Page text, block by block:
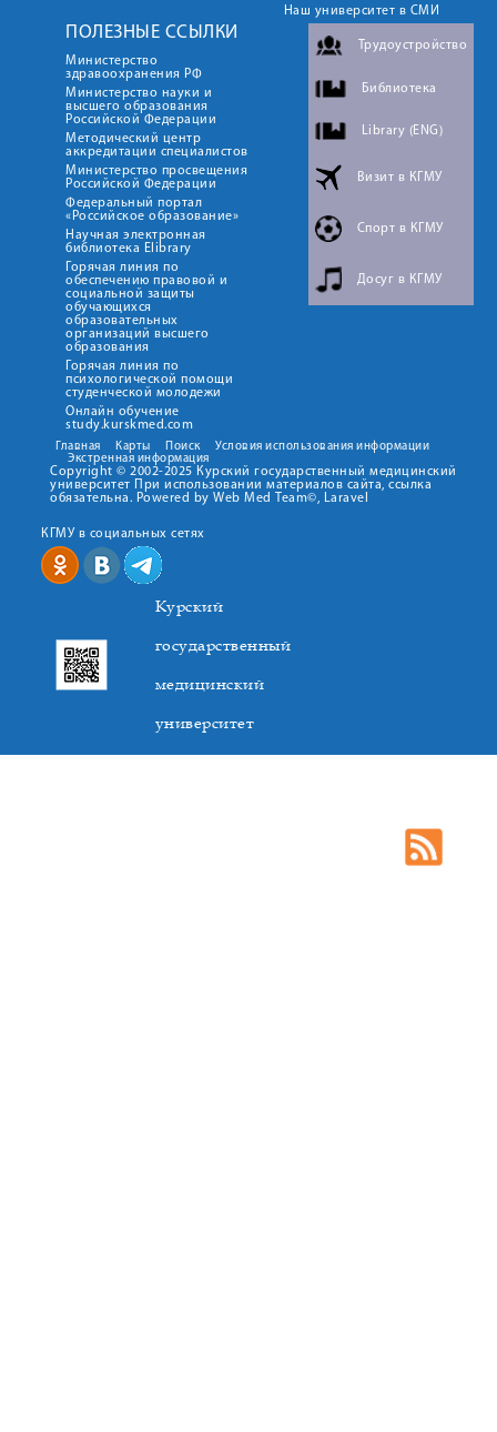
Font Family
restore all settings to the default values
Done
Close Modal Dialog
End of dialog window.
Наш университет в СМИ
ПОЛЕЗНЫЕ ССЫЛКИ
Министерство
здравоохранения РФ
Министерство науки и
высшего образования
Российской Федерации
Методический центр
аккредитации специалистов
Министерство просвещения
Российской Федерации
Федеральный портал
«Российское образование»
Научная электронная
библиотека Elibrary
Горячая линия по
обеспечению правовой и
социальной защиты
обучающихся
образовательных
организаций высшего
образования
Горячая линия по
психологической помощи
студенческой молодежи
Онлайн обучение
study.kurskmed.com
Трудоустройство
Библиотека
Library (ENG)
Визит в КГМУ
Спорт в КГМУ
Досуг в КГМУ
Главная Карты Поиск
Условия использования информации
Экстренная информация
Copyright © 2002-2025 Курский государственный медицинский
университет При использовании материалов сайта, ссылка
обязательна. Powered by Web Med Team©, Laravel
КГМУ в социальных сетях
Курский
государственный
медицинский
университет